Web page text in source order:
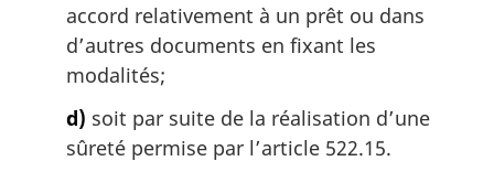
accord relativement à un prêt ou dans
d’autres documents en fixant les
modalités;
d) soit par suite de la réalisation d’une
sûreté permise par l’article 522.15.